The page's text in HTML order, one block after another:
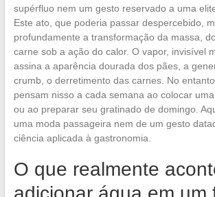
supérfluo nem um gesto reservado a uma
Este ato, que poderia passar despercebido,
profundamente a transformação da massa,
carne sob a ação do calor. O vapor, invisível
assina a aparência dourada dos pães, a
crumb, o derretimento das carnes. No
pensam nisso a cada semana ao colocar
ou ao preparar seu gratinado de domingo.
uma moda passageira nem de um gesto
ciência aplicada à gastronomia.
O que realmente